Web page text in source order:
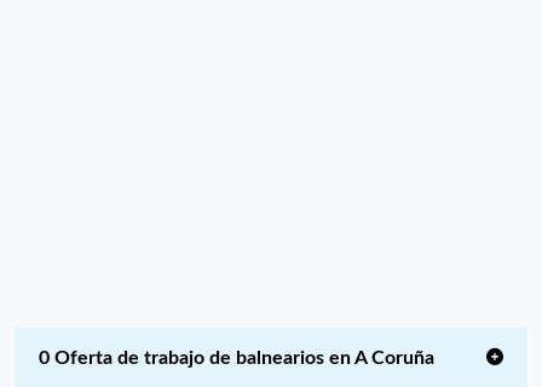
0 Oferta de trabajo de balnearios en A Coruña